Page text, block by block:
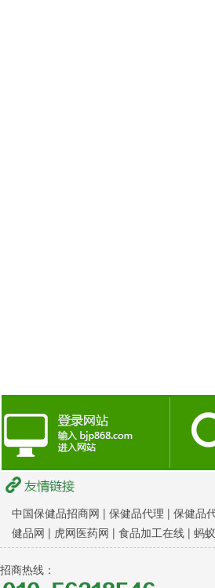
中国保健品招商网 | 保健品代理 | 保健品
健品网 | 虎网医药网 | 食品加工在线 | 蚂
招商热线：